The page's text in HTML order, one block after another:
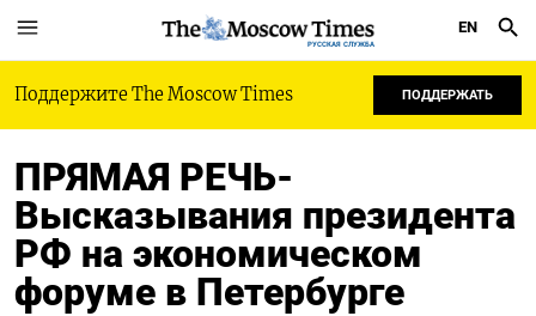
РУССКАЯ СЛУЖБА
EN
Поддержите The Moscow Times ПОДДЕРЖАТЬ
ПРЯМАЯ РЕЧЬ-
Высказывания президента
РФ на экономическом
форуме в Петербурге